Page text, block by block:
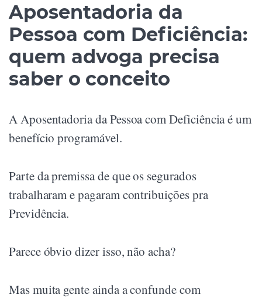
Aposentadoria da
Pessoa com Deficiência:
quem advoga precisa
saber o conceito
A Aposentadoria da Pessoa com Deficiência é um
benefício programável.
Parte da premissa de que os segurados
trabalharam e pagaram contribuições pra
Previdência.
Parece óbvio dizer isso, não acha?
Mas muita gente ainda a confunde com